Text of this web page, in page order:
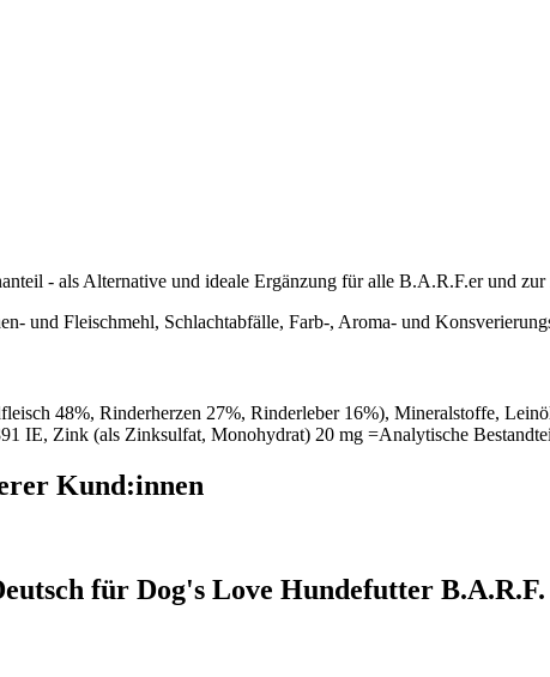
- als Alternative und ideale Ergänzung für alle B.A.R.F.er und
und Fleischmehl, Schlachtabfälle, Farb-, Aroma- und
48%, Rinderherzen 27%, Rinderleber 16%), Mineralstoffe,
IE, Zink (als Zinksulfat, Monohydrat) 20 mg =Analytische
Kund:innen
für Dog's Love Hundefutter